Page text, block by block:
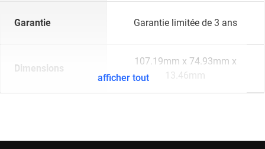
Garantie Garantie limitée de 3 ans
Dimensions
107.19mm x 74.93mm x
13.46mm
afficher tout